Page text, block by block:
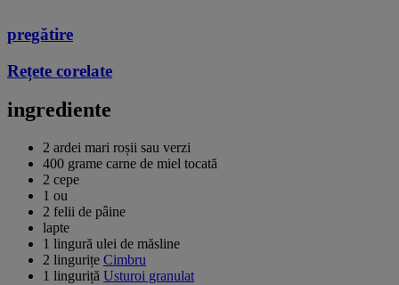
pregătire
Rețete corelate
ingrediente
2 ardei mari roșii sau verzi
400 grame carne de miel tocată
2 cepe
1 ou
2 felii de pâine
lapte
1 lingură ulei de măsline
2 lingurițe Cimbru
1 linguriță Usturoi granulat